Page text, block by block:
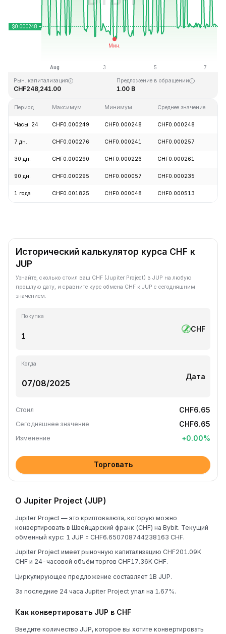
Последнее обновление: 11:17 GMT+0 2026-08-07
CHF0.128999 CHF0.000004
Рын. капитализация
CHF248,241.00
Предложение в обращении
1.00 B
Период Максимум Минимум Среднее значение
Часы: 24 CHF0.000249 CHF0.000248 CHF0.000248
7 дн. CHF0.000276 CHF0.000241 CHF0.000257
30 дн. CHF0.000290 CHF0.000226 CHF0.000261
90 дн. CHF0.000295 CHF0.000057 CHF0.000235
1 года CHF0.001825 CHF0.000048 CHF0.000513
Исторический калькулятор курса CHF к
JUP
Узнайте, сколько стоил ваш CHF (Jupiter Project) в JUP на любую
прошлую дату, и сравните курс обмена CHF к JUP с сегодняшним
значением.
Покупка
CHF
Когда
Дата
Стоил CHF6.65
Сегодняшнее значение CHF6.65
Изменение +0.00%
Торговать
О Jupiter Project (JUP)
Jupiter Project — это криптовалюта, которую можно
конвертировать в Швейцарский франк (CHF) на Bybit. Текущий
обменный курс: 1 JUP = CHF6.650708744238163 CHF.
Jupiter Project имеет рыночную капитализацию CHF201.09K
CHF и 24-часовой объём торгов CHF17.36K CHF.
Циркулирующее предложение составляет 1B JUP.
За последние 24 часа Jupiter Project упал на 1.67%.
Как конвертировать JUP в CHF
Введите количество JUP, которое вы хотите конвертировать